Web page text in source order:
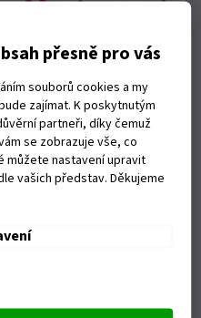
přesně pro vás
souborů cookies a my
zajímat. K poskytnutým
partneři, díky čemuž
se zobrazuje vše, co
můžete nastavení upravit
vašich představ. Děkujeme